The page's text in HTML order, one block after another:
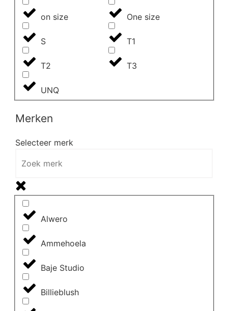
on size One size
S T1
T2 T3
UNQ
Merken
Selecteer merk
Alwero
Ammehoela
Baje Studio
Billieblush